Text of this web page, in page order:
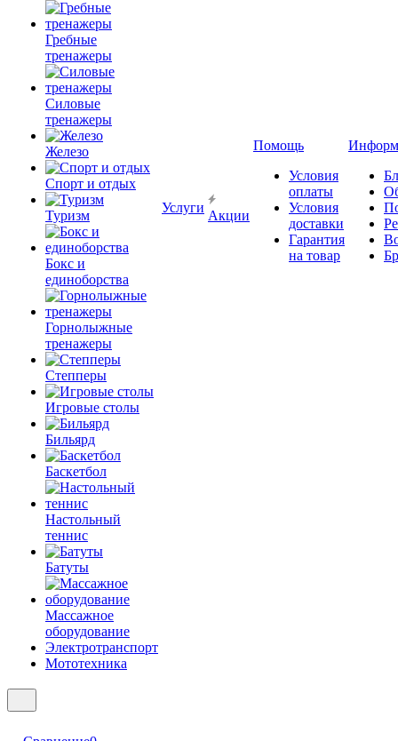
Гребные
тренажеры
Силовые
тренажеры
Железо
Спорт и отдых
Туризм
Бокс и
единоборства
Горнолыжные
тренажеры
Степперы
Игровые столы
Бильярд
Баскетбол
Настольный
теннис
Батуты
Массажное
оборудование
Электротранспорт
Мототехника
Услуги
Акции
Помощь
Условия
оплаты
Условия
доставки
Гарантия
на товар